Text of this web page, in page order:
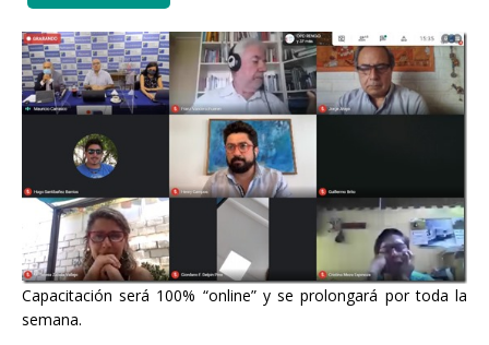
Capacitación será 100% “online” y se prolongará por toda la
semana.